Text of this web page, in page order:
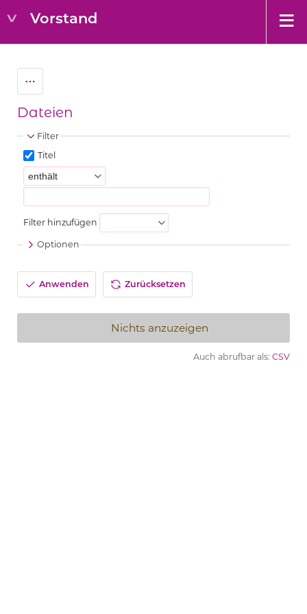
Vorstand
Dateien
Filter
Titel
Filter hinzufügen
Optionen
Anwenden Zurücksetzen
Nichts anzuzeigen
Auch abrufbar als: CSV